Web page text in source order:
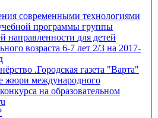
современными технологиями
программы группы
для детей
возраста 6-7 лет 2/3 на 2017-
.Городская газета "Варта"
жюри международного
на образовательном